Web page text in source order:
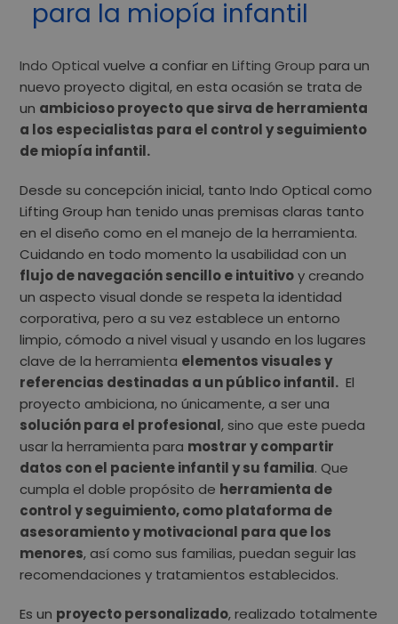
para la miopía infantil
Indo Optical vuelve a confiar enLifting Grouppara un
nuevo proyecto digital, en esta ocasión se trata de
un ambicioso proyecto que sirva de herramienta
a los especialistas para el control y seguimiento
de miopía infantil.
Desde su concepción inicial, tanto Indo Optical como
Lifting Group han tenido unas premisas claras tanto
en el diseño como en el manejo de la herramienta.
Cuidando en todo momento la usabilidad con un
flujo de navegación sencillo e intuitivoy creando
un aspecto visual donde se respeta la identidad
corporativa, pero a su vez establece un entorno
limpio, cómodo a nivel visual y usando en los lugares
clave de la herramienta elementos visuales y
referencias destinadas a un público infantil. El
proyecto ambiciona, no únicamente, a ser una
solución para el profesional, sino que este pueda
usar la herramienta para mostrar y compartir
datos con el paciente infantil y su familia. Que
cumpla el doble propósito de herramienta de
control y seguimiento, como plataforma de
asesoramiento y motivacional para que los
menores, así como sus familias, puedan seguir las
recomendaciones y tratamientos establecidos.
Es un proyecto personalizado, realizado totalmente